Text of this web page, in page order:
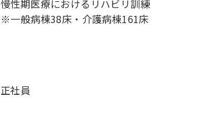
慢性期医療におけるリハビリ訓練
正社員